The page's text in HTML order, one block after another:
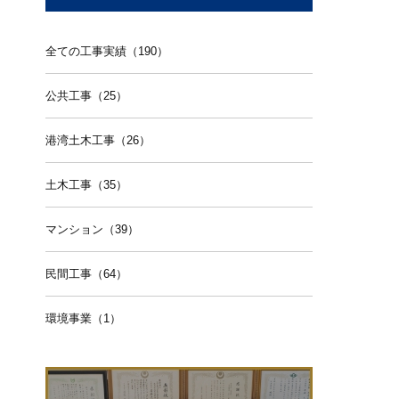
全ての工事実績（190）
公共工事（25）
港湾土木工事（26）
土木工事（35）
マンション（39）
民間工事（64）
環境事業（1）